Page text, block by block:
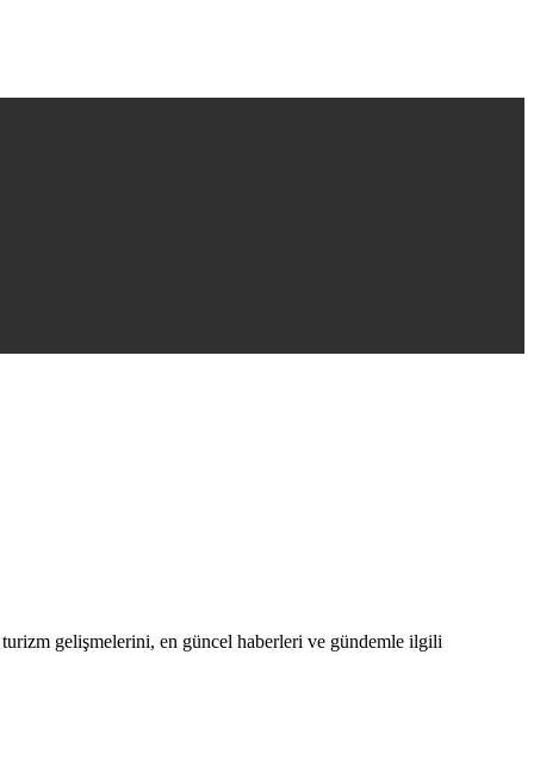
gelişmelerini, en güncel haberleri ve gündemle ilgili